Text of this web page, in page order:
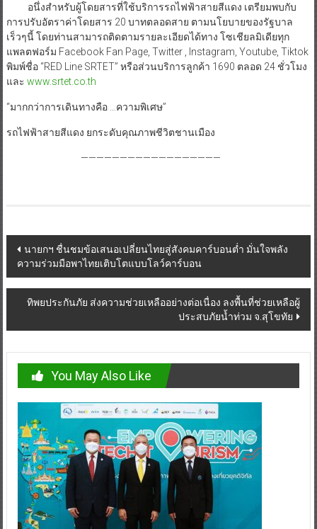
อนึ่งสำหรับผู้โดยสารที่ใช้บริการรถไฟฟ้าสายสีแดง เตรียมพบกับ
การปรับอัตราค่าโดยสาร 20 บาทตลอดสาย ตามนโยบายของรัฐบาล
เร็วๆนี้ โดยท่านสามารถติดตามรายละเอียดได้ทาง โซเชียลมิเดียทุก
แพลตฟอร์ม Facebook Fan Page, Twitter , Instagram, Youtube, Tiktok
พิมพ์ชื่อ “RED Line SRTET” หรือส่วนบริการลูกค้า 1690 ตลอด 24 ชั่วโมง
และ www.srtet.co.th
“มากกว่าการเดินทางคือ …ความพิเศษ”
รถไฟฟ้าสายสีแดง ยกระดับคุณภาพชีวิตชานเมือง
——————————————————
Post
navigation
นายกฯ ชื่นชมข้อเสนอเปลี่ยนไทยสู่สังคมคาร์บอนต่ำ มั่นใจพลัง
ความร่วมมือพาไทยเติบโตแบบโลว์คาร์บอน
ทิพยประกันภัย ส่งความช่วยเหลืออย่างต่อเนื่อง ลงพื้นที่ช่วยเหลือผู้
ประสบภัยน้ำท่วม จ.สุโขทัย
You May Also Like